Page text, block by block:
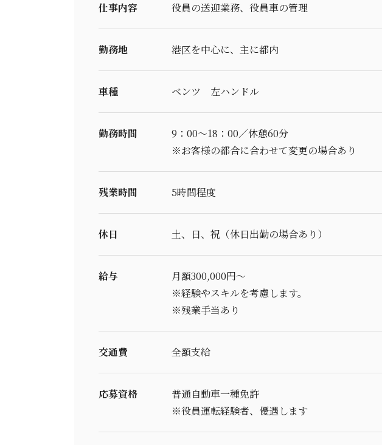
仕事内容 役員の送迎業務、役員車の管理
勤務地 港区を中心に、主に都内
車種 ベンツ 左ハンドル
勤務時間
9：00～18：00／休憩60分
※お客様の都合に合わせて変更の場合あり
残業時間 5時間程度
休日 土、日、祝（休日出勤の場合あり）
給与
月額300,000円～
※経験やスキルを考慮します。
※残業手当あり
交通費 全額支給
応募資格
普通自動車一種免許
※役員運転経験者、優遇します